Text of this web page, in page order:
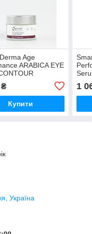
Age
ARABICA EYE
маска для
очей з
кави арабіка,
Купити
1
Україна